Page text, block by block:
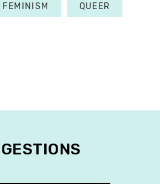
FEMINISM QUEER